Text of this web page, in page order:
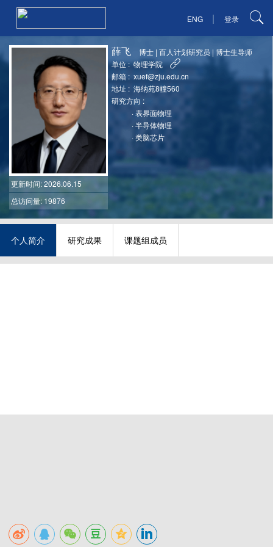
ENG | 登录
更新时间: 2026.06.15
总访问量: 19876
薛飞 博士 |百人计划研究员 |博士生导师
单位 : 物理学院
邮箱 : xuef@zju.edu.cn
地址 : 海纳苑8幢560
研究方向 :
·表界面物理
·半导体物理
·类脑芯片
个人简介 研究成果 课题组成员